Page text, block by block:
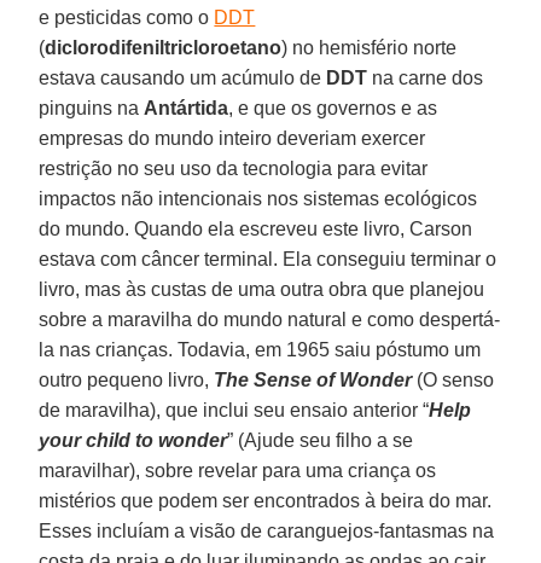
e pesticidas como o DDT
(diclorodifeniltricloroetano) no hemisfério norte
estava causando um acúmulo de DDT na carne dos
pinguins na Antártida, e que os governos e as
empresas do mundo inteiro deveriam exercer
restrição no seu uso da tecnologia para evitar
impactos não intencionais nos sistemas ecológicos
do mundo. Quando ela escreveu este livro, Carson
estava com câncer terminal. Ela conseguiu terminar o
livro, mas às custas de uma outra obra que planejou
sobre a maravilha do mundo natural e como despertá-
la nas crianças. Todavia, em 1965 saiu póstumo um
outro pequeno livro, The Sense of Wonder(O senso
de maravilha), que inclui seu ensaio anterior “Help
your child to wonder” (Ajude seu filho a se
maravilhar), sobre revelar para uma criança os
mistérios que podem ser encontrados à beira do mar.
Esses incluíam a visão de caranguejos-fantasmas na